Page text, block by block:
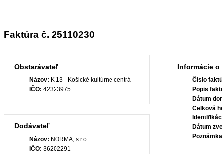
Faktúra č. 25110230
Obstarávateľ
Názov: K 13 - Košické kultúrne centrá
IČO: 42323975
Dodávateľ
Názov: NORMA, s.r.o.
IČO: 36202291
Informácie o
Číslo
Popis
Dátum
Celková
Dátum